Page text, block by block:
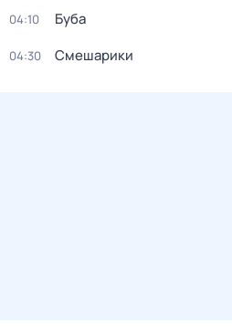
04:10 Буба
04:30 Смешарики